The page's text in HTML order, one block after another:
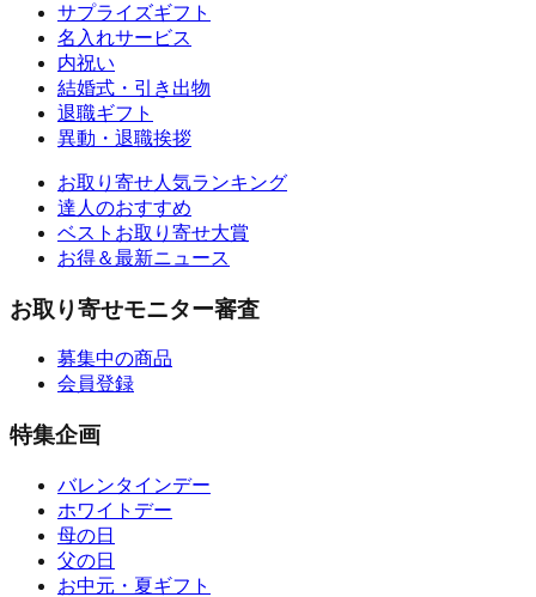
サプライズギフト
名入れサービス
内祝い
結婚式・引き出物
退職ギフト
異動・退職挨拶
お取り寄せ人気ランキング
達人のおすすめ
ベストお取り寄せ大賞
お得＆最新ニュース
お取り寄せモニター審査
募集中の商品
会員登録
特集企画
バレンタインデー
ホワイトデー
母の日
父の日
お中元・夏ギフト